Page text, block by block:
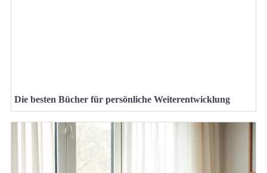
Die besten Bücher für persönliche Weiterentwicklung